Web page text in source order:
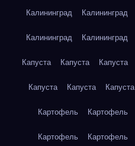
Калининград Калининград
Калининград Калининград
Капуста Капуста Капуста
Капуста Капуста Капуста
Картофель Картофель
Картофель Картофель